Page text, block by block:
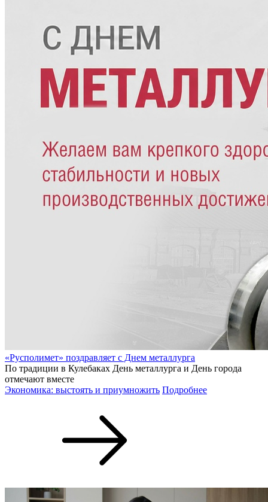
«Русполимет» поздравляет с Днем металлурга
По традиции в Кулебаках День металлурга и День города
отмечают вместе
Экономика: выстоять и приумножить Подробнее